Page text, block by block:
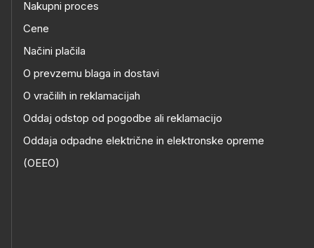
Nakupni proces
Cene
Načini plačila
O prevzemu blaga in dostavi
O vračilih in reklamacijah
Oddaj odstop od pogodbe ali reklamacijo
Oddaja odpadne električne in elektronske opreme
(OEEO)